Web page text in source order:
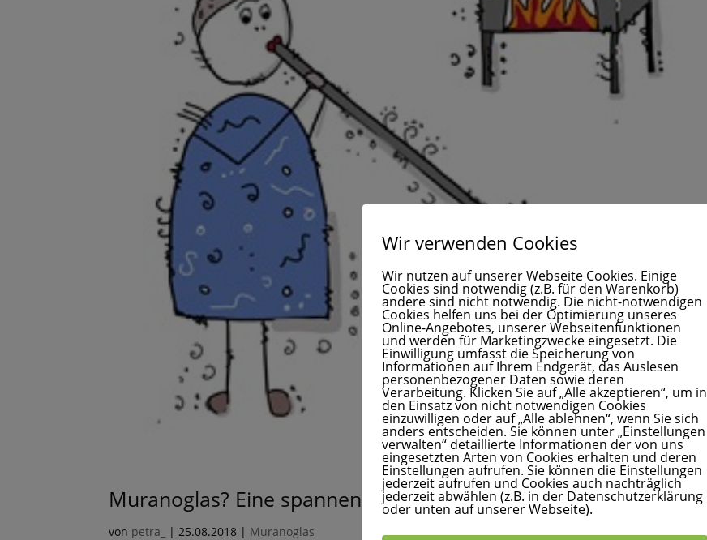
Muranoglas? Eine spannende Geschichte!
von petra_ | 25.08.2018 | Muranoglas
Wir verwenden Cookies
Wir nutzen auf unserer Webseite Cookies. Einige
Cookies sind notwendig (z.B. für den Warenkorb)
andere sind nicht notwendig. Die nicht-notwendigen
Cookies helfen uns bei der Optimierung unseres
Online-Angebotes, unserer Webseitenfunktionen
und werden für Marketingzwecke eingesetzt. Die
Einwilligung umfasst die Speicherung von
Informationen auf Ihrem Endgerät, das Auslesen
personenbezogener Daten sowie deren
Verarbeitung. Klicken Sie auf „Alle akzeptieren“, um in
den Einsatz von nicht notwendigen Cookies
einzuwilligen oder auf „Alle ablehnen“, wenn Sie sich
anders entscheiden. Sie können unter „Einstellungen
verwalten“ detaillierte Informationen der von uns
eingesetzten Arten von Cookies erhalten und deren
Einstellungen aufrufen. Sie können die Einstellungen
jederzeit aufrufen und Cookies auch nachträglich
jederzeit abwählen (z.B. in der Datenschutzerklärung
oder unten auf unserer Webseite).